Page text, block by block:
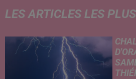
LES ARTICLES LES